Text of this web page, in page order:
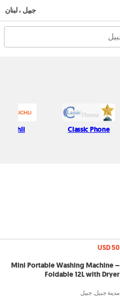
جبيل ، لبنان
Classic Phone
Kichli
USD 50
Mini Portable Washing Machine –
Foldable 12L with Dryer
مدينة جبيل, جبيل